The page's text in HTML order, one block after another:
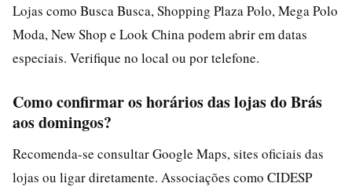
Lojas como Busca Busca, Shopping Plaza Polo, Mega Polo
Moda, New Shop e Look China podem abrir em datas
especiais. Verifique no local ou por telefone.
Como confirmar os horários das lojas do Brás
aos domingos?
Recomenda-se consultar Google Maps, sites oficiais das
lojas ou ligar diretamente. Associações como CIDESP